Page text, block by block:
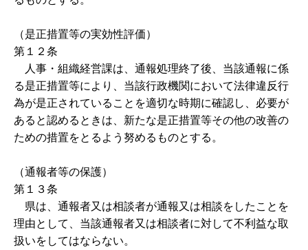
（是正措置等の実効性評価）
第１２条
人事・組織経営課は、通報処理終了後、当該通報に係
る是正措置等により、当該行政機関において法律違反行
為が是正されていることを適切な時期に確認し、必要が
あると認めるときは、新たな是正措置等その他の改善の
ための措置をとるよう努めるものとする。
（通報者等の保護）
第１３条
県は、通報者又は相談者が通報又は相談をしたことを
理由として、当該通報者又は相談者に対して不利益な取
扱いをしてはならない。